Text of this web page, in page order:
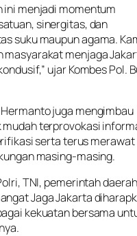
ini menjadi momentum
sinergitas, dan
suku maupun agama.
masyarakat menjaga
ujar Kombes Pol.
Hermanto juga mengimbau
terprovokasi
serta terus merawat
masing-masing.
TNI, pemerintah
Jaga Jakarta
kekuatan bersama